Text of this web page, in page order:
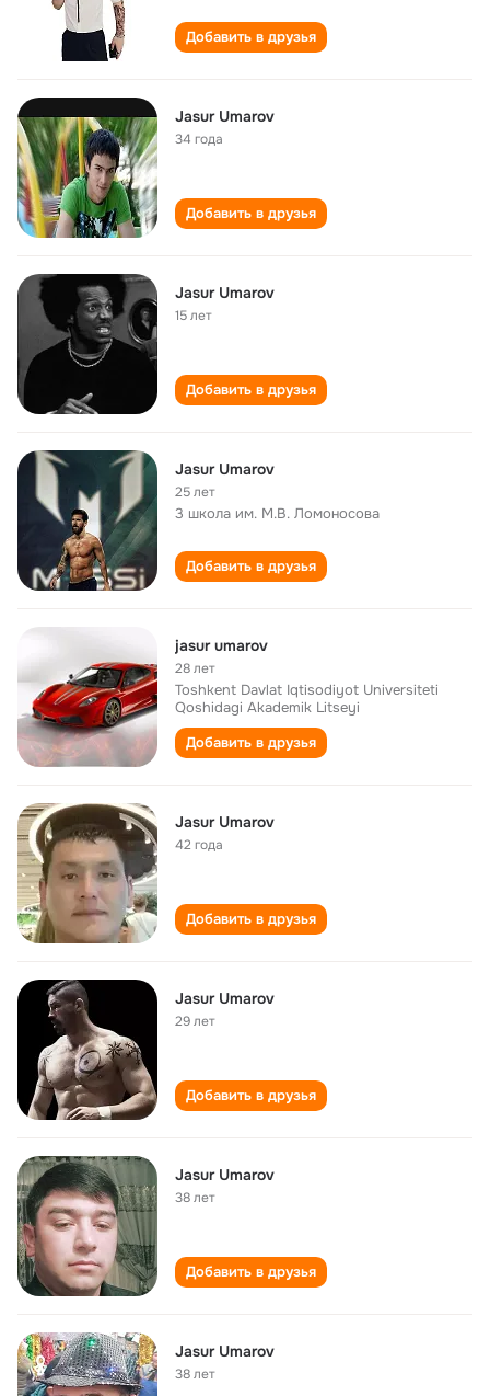
Добавить в друзья
Jasur Umarov
34 года
Добавить в друзья
Jasur Umarov
15 лет
Добавить в друзья
Jasur Umarov
25 лет
3 школа им. М.В. Ломоносова
Добавить в друзья
jasur umarov
28 лет
Toshkent Davlat Iqtisodiyot Universiteti
Qoshidagi Akademik Litseyi
Добавить в друзья
Jasur Umarov
42 года
Добавить в друзья
Jasur Umarov
29 лет
Добавить в друзья
Jasur Umarov
38 лет
Добавить в друзья
Jasur Umarov
38 лет